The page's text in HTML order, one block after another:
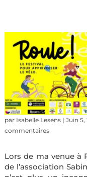
par Isabelle Lesens| Juin 5,
commentaires
Lors de ma venue à
de l’association